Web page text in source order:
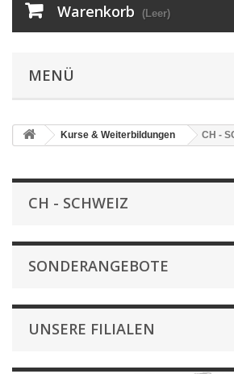
Warenkorb (Leer)
MENÜ
Kurse & Weiterbildungen CH -
CH - SCHWEIZ
SONDERANGEBOTE
UNSERE FILIALEN